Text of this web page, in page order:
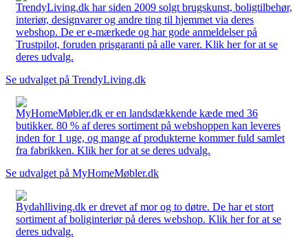
TrendyLiving.dk har siden 2009 solgt brugskunst, boligtilbehør,
interiør, designvarer og andre ting til hjemmet via deres
webshop. De er e-mærkede og har gode anmeldelser på
Trustpilot, foruden prisgaranti på alle varer. Klik her for at se
deres udvalg.
Se udvalget på TrendyLiving.dk
MyHomeMøbler.dk er en landsdækkende kæde med 36
butikker. 80 % af deres sortiment på webshoppen kan leveres
inden for 1 uge, og mange af produkterne kommer fuld samlet
fra fabrikken. Klik her for at se deres udvalg.
Se udvalget på MyHomeMøbler.dk
Bydahlliving.dk er drevet af mor og to døtre. De har et stort
sortiment af boliginteriør på deres webshop. Klik her for at se
deres udvalg.